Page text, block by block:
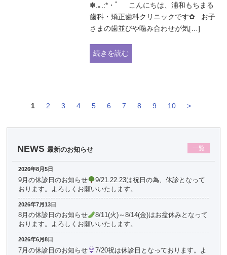
✽.｡.:*・ﾟ こんにちは、浦和もちまる
歯科・矯正歯科クリニックです✿ お子
さまの歯並びや噛み合わせが気[…]
続きを読む
1 2 3 4 5 6 7 8 9 10 >
NEWS 最新のお知らせ 一覧
2026年8月5日
9月の休診日のお知らせ
9/21.22.23は祝日の為、休診となって
おります。よろしくお願いいたします。
2026年7月13日
8月の休診日のお知らせ
8/11(火)～8/14(金)はお盆休みとなって
おります。よろしくお願いいたします。
2026年6月8日
7月の休診日のお知らせ
7/20祝は休診日となっております。よ